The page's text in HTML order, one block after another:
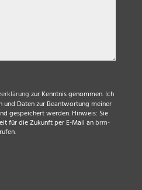
zur Kenntnis genommen. Ich
und Daten zur Beantwortung meiner
gespeichert werden. Hinweis: Sie
für die Zukunft per E-Mail an brm-